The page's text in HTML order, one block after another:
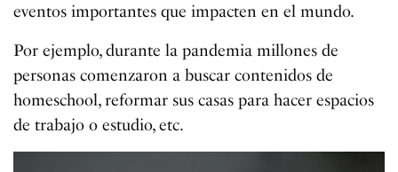
eventos importantes que impacten en el mundo.
Por ejemplo, durante la pandemia millones de
personas comenzaron a buscar contenidos de
homeschool, reformar sus casas para hacer espacios
de trabajo o estudio, etc.